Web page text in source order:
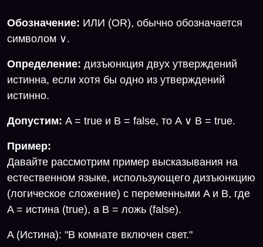
Обозначение: ИЛИ (OR), обычно обозначается
символом ∨.
Определение: дизъюнкция двух утверждений
истинна, если хотя бы одно из утверждений
истинно.
Допустим: A = true и B = false, то A ∨ B = true.
Пример:
Давайте рассмотрим пример высказывания на
естественном языке, использующего дизъюнкцию
(логическое сложение) с переменными A и B, где
A = истина (true), а B = ложь (false).
A (Истина): "В комнате включен свет."